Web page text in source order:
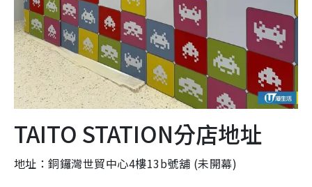
TAITO STATION分店地址
地址：銅鑼灣世貿中心4樓13b號舖 (未開幕)